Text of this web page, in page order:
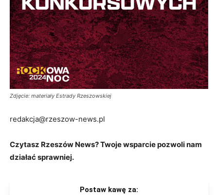
Zdjęcie: materiały Estrady Rzeszowskiej
redakcja@rzeszow-news.pl
Czytasz Rzeszów News? Twoje wsparcie pozwoli nam
działać sprawniej.
Postaw kawę za: